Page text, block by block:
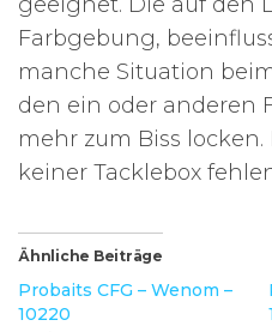
Farbgebung,
manche Situation
den ein oder anderen
mehr zum Biss locken.
keiner Tacklebox
Ähnliche Beiträge
Probaits CFG – Wenom –
10220